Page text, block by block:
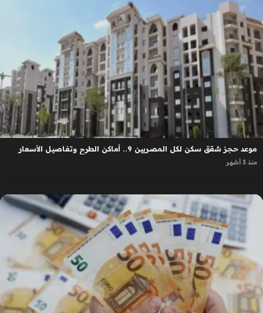
موعد حجز شقق سكن لكل المصريين 9.. أماكن الطرح وتفاصيل الأسعار
منذ 3 أشهر